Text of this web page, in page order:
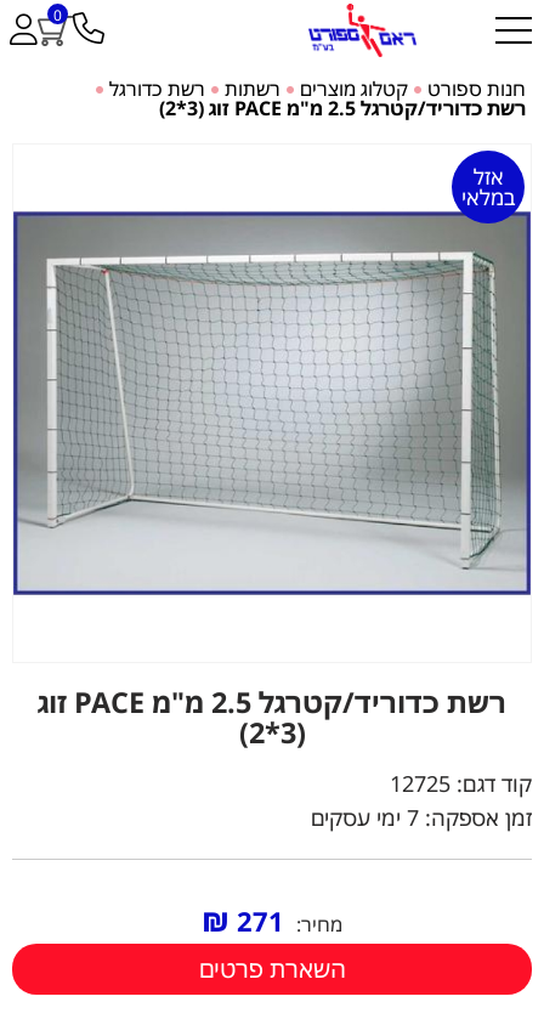
0
חנות ספורט קטלוג מוצרים רשתות רשת כדורגל
רשת כדוריד/קטרגל 2.5 מ"מ PACE זוג (3*2)
אזל
במלאי
רשת כדוריד/קטרגל 2.5 מ"מ PACE זוג
(3*2)
קוד דגם: 12725
זמן אספקה: 7 ימי עסקים
מחיר: 271
₪
השארת פרטים